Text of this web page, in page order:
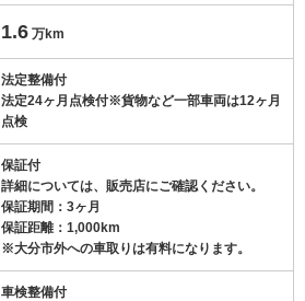
1.6 万km
法定整備付
法定24ヶ月点検付※貨物など一部車両は12ヶ月
点検
保証付
詳細については、販売店にご確認ください。
保証期間：3ヶ月
保証距離：1,000km
※大分市外への車取りは有料になります。
車検整備付